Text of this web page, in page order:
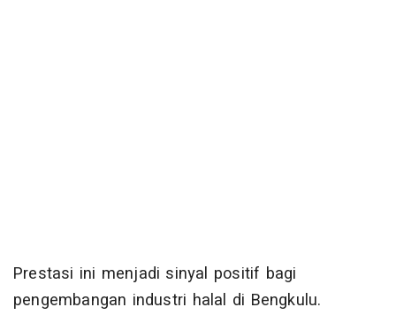
Prestasi ini menjadi sinyal positif bagi
pengembangan industri halal di Bengkulu.